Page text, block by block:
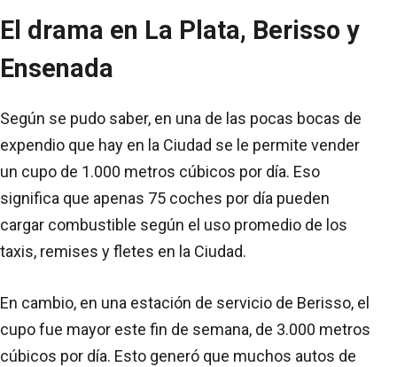
El drama en La Plata, Berisso y
Ensenada
Según se pudo saber, en una de las pocas bocas de
expendio que hay en la Ciudad se le permite vender
un cupo de 1.000 metros cúbicos por día. Eso
significa que apenas 75 coches por día pueden
cargar combustible según el uso promedio de los
taxis, remises y fletes en la Ciudad.
En cambio, en una estación de servicio de Berisso, el
cupo fue mayor este fin de semana, de 3.000 metros
cúbicos por día. Esto generó que muchos autos de